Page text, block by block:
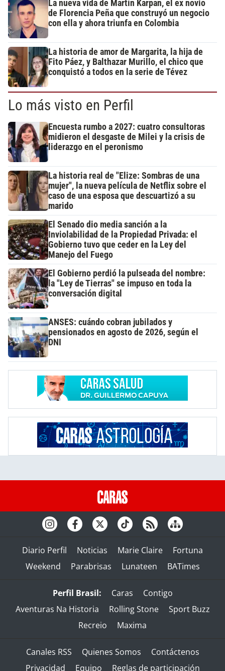
La nueva vida de Martín Karpan, el ex novio
de Florencia Peña que construyó un negocio
con ella y ahora triunfa en Colombia
La historia de amor de Margarita, la hija de
Fito Páez, y Balthazar Murillo, el chico que
conquistó a todos en la serie de Tévez
Lo más visto en Perfil
Encuesta rumbo a 2027: cuatro consultoras
midieron el desgaste de Milei y la crisis de
liderazgo en el peronismo
La historia real de "Elize: Sombras de una
mujer", la nueva película de Netflix sobre el
caso de una esposa que descuartizó a su
marido
El Senado dio media sanción a la
Inviolabilidad de la Propiedad Privada: el
Gobierno tuvo que ceder en la Ley del
Manejo del Fuego
El Gobierno perdió la pulseada del nombre:
la "Ley de Tierras" se impuso en toda la
conversación digital
ANSES: cuándo cobran jubilados y
pensionados en agosto de 2026, según el
DNI
Diario Perfil Noticias Marie Claire
Fortuna
Weekend
Parabrisas Lunateen BATimes
Perfil Brasil: Caras
Contigo
Aventuras Na Historia
Rolling Stone
Sport Buzz
Recreio
Maxima
Canales RSS Quienes Somos
Contáctenos
Privacidad
Equipo Reglas de participación